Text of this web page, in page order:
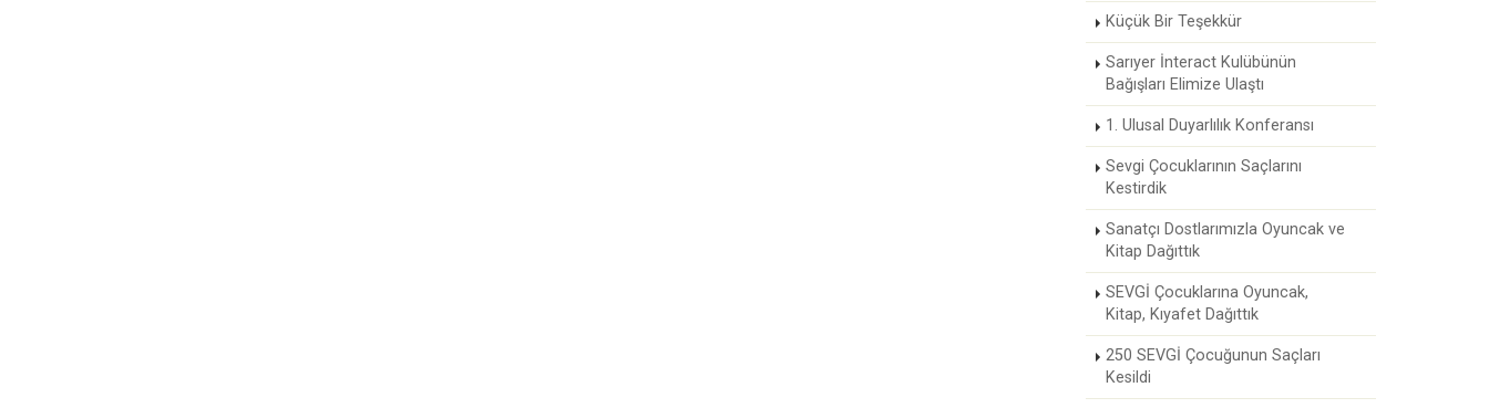
Küçük Bir Teşekkür
Sarıyer İnteract Kulübünün
Bağışları Elimize Ulaştı
1. Ulusal Duyarlılık Konferansı
Sevgi Çocuklarının Saçlarını
Kestirdik
Sanatçı Dostlarımızla Oyuncak ve
Kitap Dağıttık
SEVGİ Çocuklarına Oyuncak,
Kitap, Kıyafet Dağıttık
250 SEVGİ Çocuğunun Saçları
Kesildi